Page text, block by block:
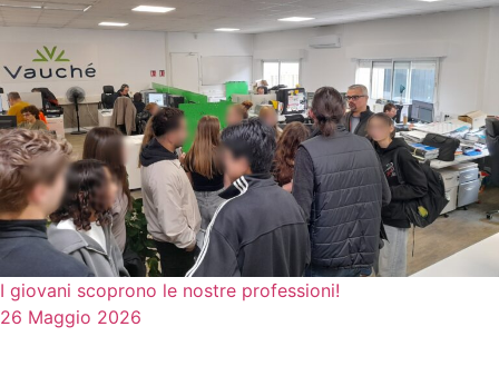
I giovani scoprono le nostre professioni!
26 Maggio 2026